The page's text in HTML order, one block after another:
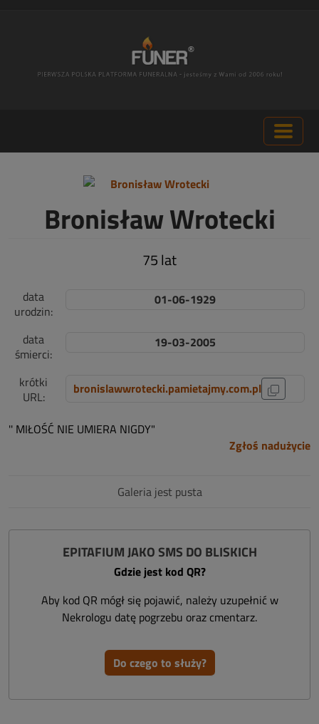
Bronisław Wrotecki
75 lat
data
urodzin:
01-06-1929
data
śmierci:
19-03-2005
krótki
URL:
bronislawwrotecki.pamietajmy.com.pl
'' MIŁOŚĆ NIE UMIERA NIGDY"
Zgłoś nadużycie
Galeria jest pusta
EPITAFIUM JAKO SMS DO BLISKICH
Gdzie jest kod QR?
Aby kod QR mógł się pojawić, należy uzupełnić w
Nekrologu datę pogrzebu oraz cmentarz.
Do czego to służy?